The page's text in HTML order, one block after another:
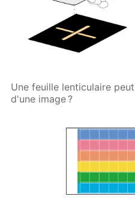
Une feuille lenticulaire
d'une image ?